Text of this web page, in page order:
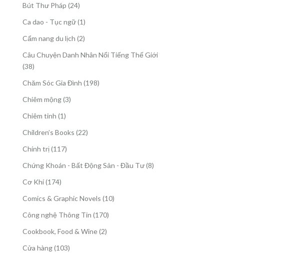
phẩm
Bút Thư Pháp 2424
phẩm
Ca dao - Tục ngữ 11
phẩm
Cẩm nang du lịch 22
Câu Chuyện Danh Nhân Nổi Tiếng Thế Giới
3838
Chăm Sóc Gia Đình 198198
Chiêm mộng 33
Chiêm tinh 11
phẩm
Children’s Books 2222
Chính trị 117117
Chứng Khoán - Bất Động Sản - Đầu Tư 88
Cơ Khí 174174
phẩm
Comics & Graphic Novels 1010
Công nghệ Thông Tin 170170
Cookbook, Food & Wine 22
Cửa hàng 103103